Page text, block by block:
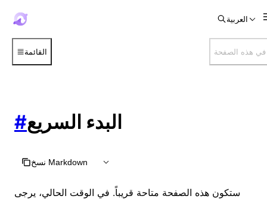
العربية
القائمة في هذه الصفحة
#البدء السريع
نسخ Markdown
ستكون هذه الصفحة متاحة قريباً. في الوقت الحالي، يرجى